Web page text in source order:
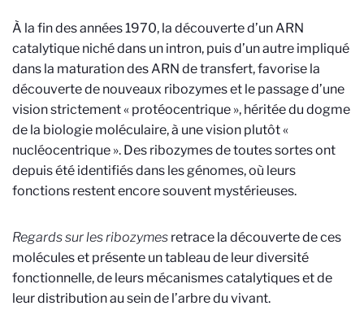
À la fin des années 1970, la découverte d’un ARN
catalytique niché dans un intron, puis d’un autre impliqué
dans la maturation des ARN de transfert, favorise la
découverte de nouveaux ribozymes et le passage d’une
vision strictement « protéocentrique », héritée du dogme
de la biologie moléculaire, à une vision plutôt «
nucléocentrique ». Des ribozymes de toutes sortes ont
depuis été identifiés dans les génomes, où leurs
fonctions restent encore souvent mystérieuses.
Regards sur les ribozymes retrace la découverte de ces
molécules et présente un tableau de leur diversité
fonctionnelle, de leurs mécanismes catalytiques et de
leur distribution au sein de l’arbre du vivant.